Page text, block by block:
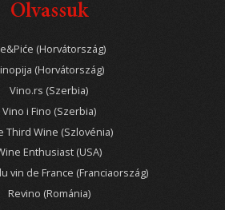
Olvassuk
(Horvátország)
(Horvátország)
Vino.rs (Szerbia)
Vino i Fino (Szerbia)
Third Wine (Szlovénia)
Enthusiast (USA)
vin de France (Franciaország)
Revino (Románia)